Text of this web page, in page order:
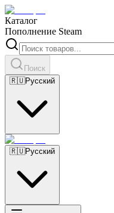
Каталог
Пополнение Steam
Поиск
🇷🇺Русский
🇷🇺Русский